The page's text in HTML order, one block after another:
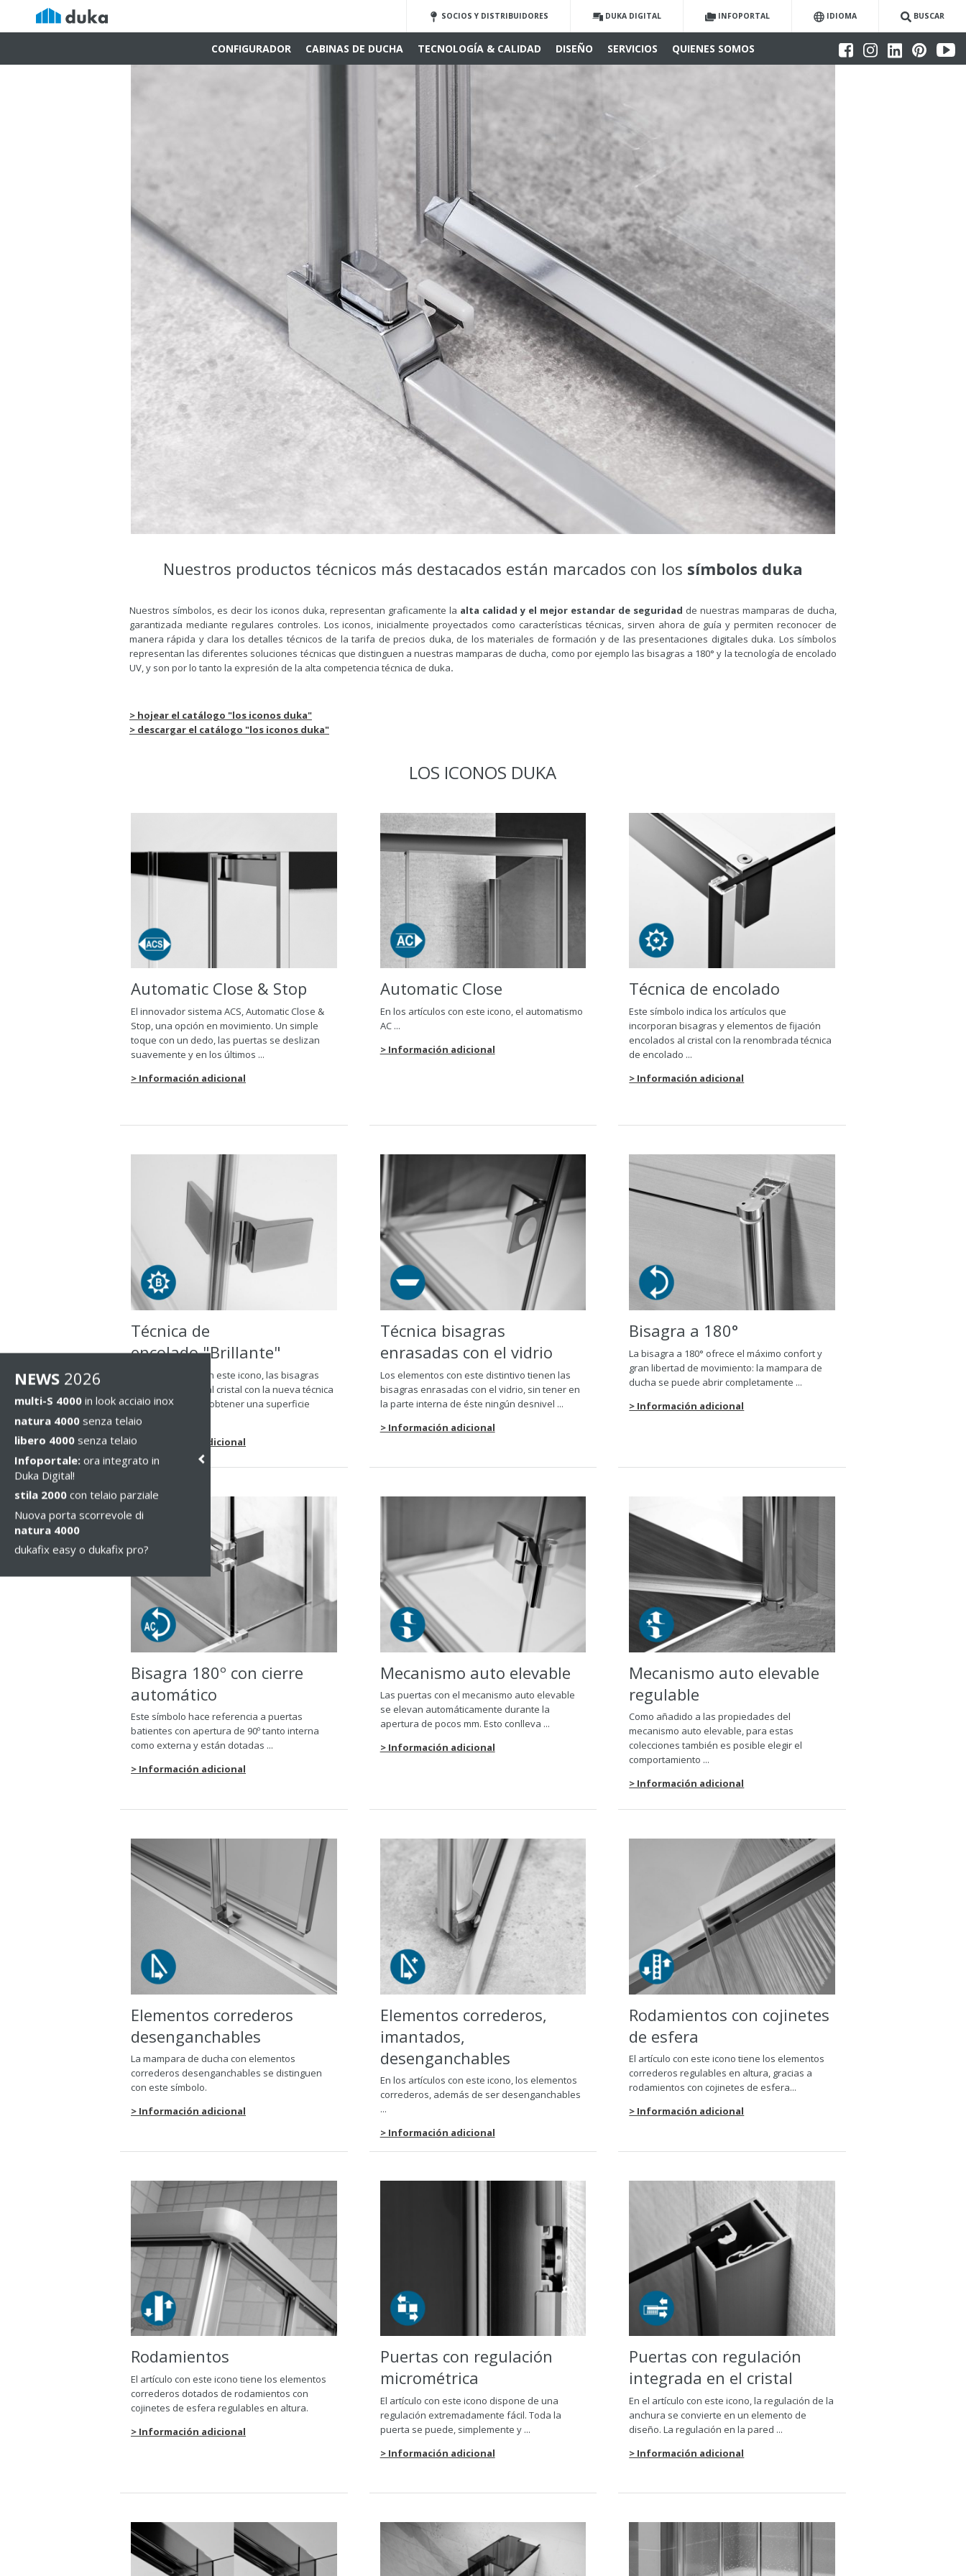
SOCIOS Y DISTRIBUIDORES DUKA DIGITAL INFOPORTAL IDIOMA BUSCAR
CONFIGURADOR CABINAS DE DUCHA TECNOLOGÍA & CALIDAD DISEÑO SERVICIOS QUIENES SOMOS
Nuestros productos técnicos más destacados están marcados con los símbolos duka
Nuestros símbolos, es decir los iconos duka, representan graficamente la alta calidad y el mejor estandar de seguridad de nuestras mamparas de ducha,
garantizada mediante regulares controles. Los iconos, inicialmente proyectados como características técnicas, sirven ahora de guía y permiten reconocer de
manera rápida y clara los detalles técnicos de la tarifa de precios duka, de los materiales de formación y de las presentaciones digitales duka. Los símbolos
representan las diferentes soluciones técnicas que distinguen a nuestras mamparas de ducha, como por ejemplo las bisagras a 180° y la tecnología de encolado
UV, y son por lo tanto la expresión de la alta competencia técnica de duka.
> hojear el catálogo "los iconos duka"
> descargar el catálogo "los iconos duka"
LOS ICONOS DUKA
Automatic Close & Stop
El innovador sistema ACS, Automatic Close &
Stop, una opción en movimiento. Un simple
toque con un dedo, las puertas se deslizan
suavemente y en los últimos ...
> Información adicional
Automatic Close
En los artículos con este icono, el automatismo
AC ...
> Información adicional
Técnica de encolado
Este símbolo indica los artículos que
incorporan bisagras y elementos de fijación
encolados al cristal con la renombrada técnica
de encolado ...
> Información adicional
Técnica de
encolado "Brillante"
En los artículos con este icono, las bisagras
están encoladas al cristal con la nueva técnica
UV de Duka, para obtener una superficie
interna ...
> Información adicional
Técnica bisagras
enrasadas con el vidrio
Los elementos con este distintivo tienen las
bisagras enrasadas con el vidrio, sin tener en
la parte interna de éste ningún desnivel ...
> Información adicional
Bisagra a 180°
La bisagra a 180° ofrece el máximo confort y
gran libertad de movimiento: la mampara de
ducha se puede abrir completamente ...
> Información adicional
Bisagra 180º con cierre
automático
Este símbolo hace referencia a puertas
batientes con apertura de 90º tanto interna
como externa y están dotadas ...
> Información adicional
Mecanismo auto elevable
Las puertas con el mecanismo auto elevable
se elevan automáticamente durante la
apertura de pocos mm. Esto conlleva ...
> Información adicional
Mecanismo auto elevable
regulable
Como añadido a las propiedades del
mecanismo auto elevable, para estas
colecciones también es posible elegir el
comportamiento ...
> Información adicional
Elementos correderos
desenganchables
La mampara de ducha con elementos
correderos desenganchables se distinguen
con este símbolo.
> Información adicional
Elementos correderos,
imantados,
desenganchables
En los artículos con este icono, los elementos
correderos, además de ser desenganchables
...
> Información adicional
Rodamientos con cojinetes
de esfera
El artículo con este icono tiene los elementos
correderos regulables en altura, gracias a
rodamientos con cojinetes de esfera...
> Información adicional
Rodamientos
El artículo con este icono tiene los elementos
correderos dotados de rodamientos con
cojinetes de esfera regulables en altura.
> Información adicional
Puertas con regulación
micrométrica
El artículo con este icono dispone de una
regulación extremadamente fácil. Toda la
puerta se puede, simplemente y ...
> Información adicional
Puertas con regulación
integrada en el cristal
En el artículo con este icono, la regulación de la
anchura se convierte en un elemento de
diseño. La regulación en la pared ...
> Información adicional
NEWS 2026
multi-S 4000 in look acciaio inox
natura 4000 senza telaio
libero 4000 senza telaio
Infoportale: ora integrato in
Duka Digital!
stila 2000 con telaio parziale
Nuova porta scorrevole di
natura 4000
dukafix easy o dukafix pro?